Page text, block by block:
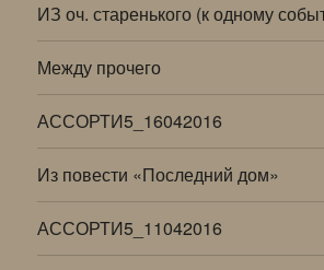
ИЗ оч. старенького (к одному
Между прочего
АССОРТИ5_16042016
Из повести «Последний дом»
АССОРТИ5_11042016